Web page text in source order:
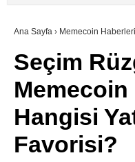
SÖZLÜK
Ana Sayfa › Memecoin Haberleri
Seçim
Memecoin
Hangisi
Favorisi?